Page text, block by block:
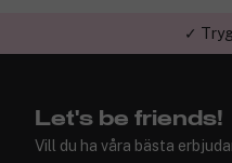
✓
Let's be friends!
Vill du ha våra bästa